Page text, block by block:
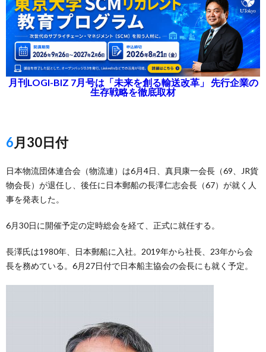
月刊LOGI-BIZ 7月号は「未来を創る輸送改革」 先行企業の
生存戦略を徹底取材
6月30日付
日本物流団体連合会（物流連）は6月4日、真貝康一会長（69、JR貨
物会長）が退任し、後任に日本郵船の長澤仁志会長（67）が就く人
事を発表した。
6月30日に開催予定の定時総会を経て、正式に就任する。
長澤氏は1980年、日本郵船に入社。2019年から社長、23年から会
長を務めている。6月27日付で日本船主協会の会長にも就く予定。